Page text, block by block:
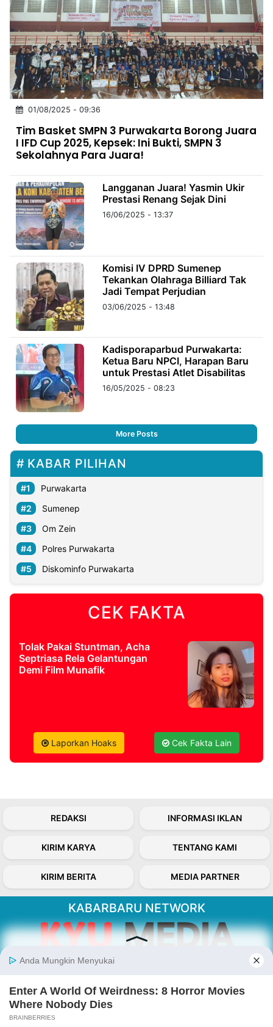
01/08/2025 - 09:36
Tim Basket SMPN 3 Purwakarta Borong Juara
I IFD Cup 2025, Kepsek: Ini Bukti, SMPN 3
Sekolahnya Para Juara!
Langganan Juara! Yasmin Ukir
Prestasi Renang Sejak Dini
16/06/2025 - 13:37
Komisi IV DPRD Sumenep
Tekankan Olahraga Billiard Tak
Jadi Tempat Perjudian
03/06/2025 - 13:48
Kadisporaparbud Purwakarta:
Ketua Baru NPCI, Harapan Baru
untuk Prestasi Atlet Disabilitas
16/05/2025 - 08:23
More Posts
KABAR PILIHAN
Purwakarta
Sumenep
Om Zein
Polres Purwakarta
Diskominfo Purwakarta
CEK FAKTA
Tolak Pakai Stuntman, Acha
Septriasa Rela Gelantungan
Demi Film Munafik
Laporkan Hoaks Cek Fakta Lain
REDAKSI INFORMASI IKLAN
KIRIM KARYA TENTANG KAMI
KIRIM BERITA MEDIA PARTNER
KABARBARU NETWORK
Kabarbaru.co menyajikan berita aktual dan
inspiratif dari sudut pandang berbaik sangka